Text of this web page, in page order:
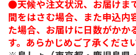
●天候や注文状況、お届けま
間をはさむ場合、また申込内
た場合、お届けに日数がかか
す。あらかじめご了承ください